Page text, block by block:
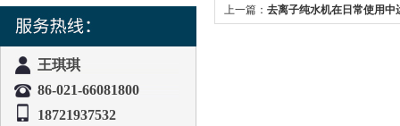
王琪琪
86-021-66081800
18721937532
上一篇： 去离子纯水机在日常使用中